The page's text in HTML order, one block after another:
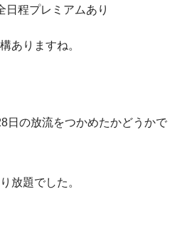
日程プレミアムあり
ありますね。
日の放流をつかめたかどうかで
放題でした。